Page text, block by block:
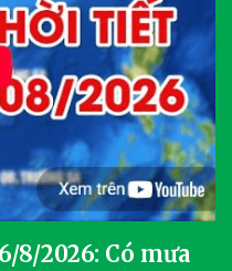
8/2026: Có mưa